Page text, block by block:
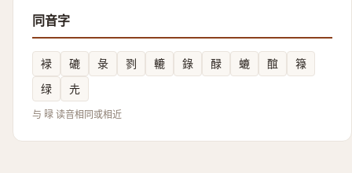
同音字
䘵 䃙 彔 剹 轆 錄 醁 螰 䣾
簶
绿
圥
与 㫽 读音相同或相近